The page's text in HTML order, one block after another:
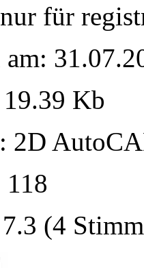
für
am:
Kb
2D
(4